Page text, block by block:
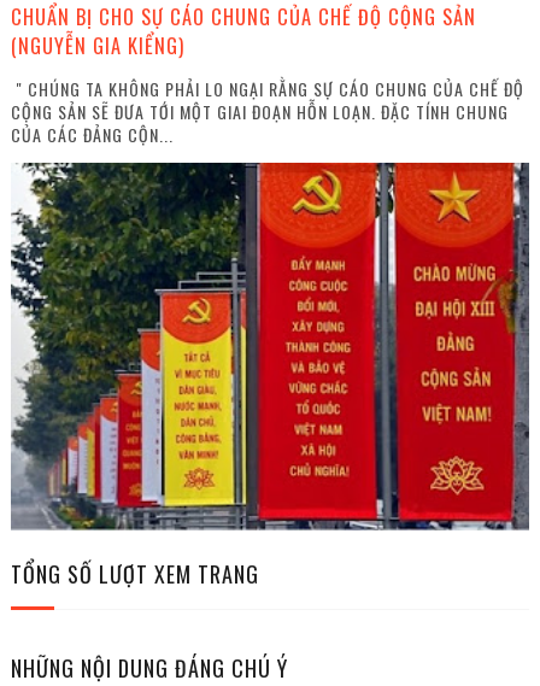
CHUẨN BỊ CHO SỰ CÁO CHUNG CỦA CHẾ ĐỘ CỘNG SẢN
(NGUYỄN GIA KIỂNG)
" CHÚNG TA KHÔNG PHẢI LO NGẠI RẰNG SỰ CÁO CHUNG CỦA CHẾ ĐỘ
CỘNG SẢN SẼ ĐƯA TỚI MỘT GIAI ĐOẠN HỖN LOẠN. ĐẶC TÍNH CHUNG
CỦA CÁC ĐẢNG CỘN...
TỔNG SỐ LƯỢT XEM TRANG
NHỮNG NỘI DUNG ĐÁNG CHÚ Ý